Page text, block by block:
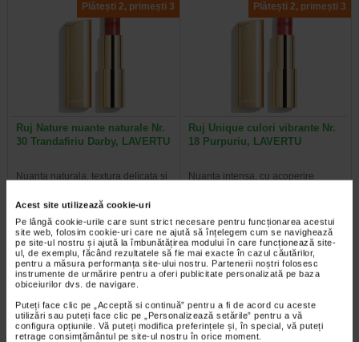
Acest site utilizează cookie-uri
Pe lângă cookie-urile care sunt strict necesare pentru funcționarea acestui
site web, folosim cookie-uri care ne ajută să înțelegem cum se navighează
pe site-ul nostru și ajută la îmbunătățirea modului în care funcționează site-
ul, de exemplu, făcând rezultatele să fie mai exacte în cazul căutărilor,
pentru a măsura performanța site-ului nostru. Partenerii noștri folosesc
instrumente de urmărire pentru a oferi publicitate personalizată pe baza
obiceiurilor dvs. de navigare.
Puteți face clic pe „Acceptă si continuă” pentru a fi de acord cu aceste
utilizări sau puteți face clic pe „Personalizează setările” pentru a vă
configura opțiunile. Vă puteți modifica preferințele și, în special, vă puteți
retrage consimțământul pe site-ul nostru în orice moment.
Plătești 2, primești 3
Ruj Nature nuante naturale Nr.
30 Trandafiriu Darby, LAVERTU
Nuanta naturala, textura delicata si
Rujul Nature imbina nuanta…
Plătești 2, primești 3
Ruj Unique culori vibrante Nr.
18 Purpuriu, LAVERTU
Nuanta intensa, cu acoperire
Plătești 2, primești 3 Plătești 2, primești 3